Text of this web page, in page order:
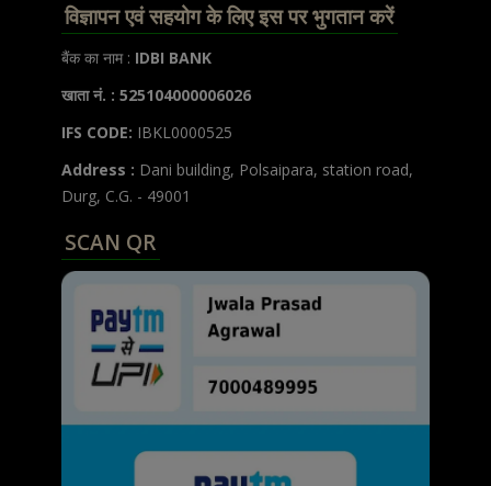
विज्ञापन एवं सहयोग के लिए इस पर भुगतान करें
बैंक का नाम : IDBI BANK
खाता नं. : 525104000006026
IFS CODE: IBKL0000525
Address : Dani building, Polsaipara, station road,
Durg, C.G. - 49001
SCAN QR